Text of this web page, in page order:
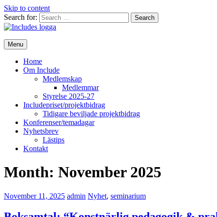
Skip to content
Search for:
Menu
Home
Om Include
Medlemskap
Medlemmar
Styrelse 2025-27
Includepriset/projektbidrag
Tidigare beviljade projektbidrag
Konferenser/temadagar
Nyhetsbrev
Lästips
Kontakt
Month: November 2025
November 11, 2025 admin Nyhet, seminarium